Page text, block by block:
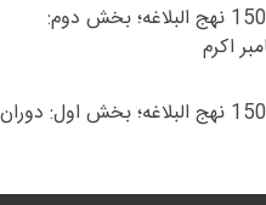
ترجمه و شرح خطبه 150 نهج البلاغه؛ بخش دوم:
اکرم
ترجمه و شرح خطبه 150 نهج البلاغه؛ بخش اول: دوران